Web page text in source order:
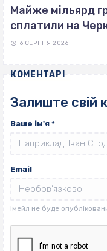
Майже мільярд
сплатили на
6 СЕРПНЯ 2026
КОМЕНТАРІ
Залиште свій
Ваше ім'я *
Email